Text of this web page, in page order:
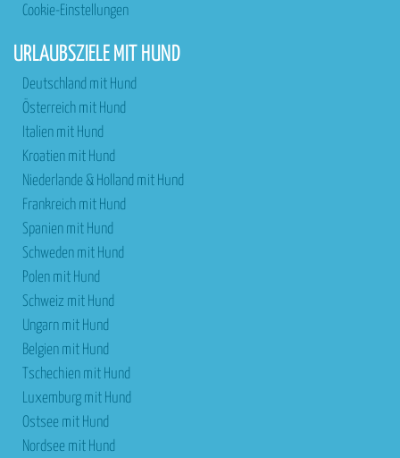
Cookie-Einstellungen
URLAUBSZIELE MIT HUND
Deutschland mit Hund
Österreich mit Hund
Italien mit Hund
Kroatien mit Hund
Niederlande & Holland mit Hund
Frankreich mit Hund
Spanien mit Hund
Schweden mit Hund
Polen mit Hund
Schweiz mit Hund
Ungarn mit Hund
Belgien mit Hund
Tschechien mit Hund
Luxemburg mit Hund
Ostsee mit Hund
Nordsee mit Hund